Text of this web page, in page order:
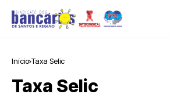
Início Taxa Selic
Taxa Selic